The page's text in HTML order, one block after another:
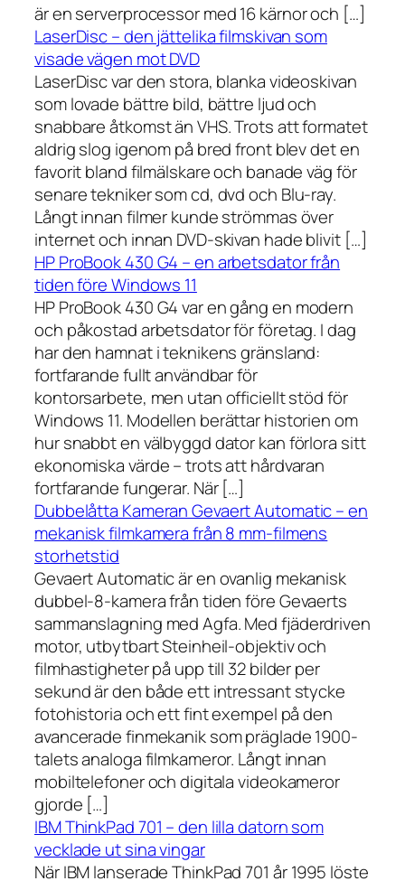
är en serverprocessor med 16 kärnor och […]
LaserDisc – den jättelika filmskivan som
visade vägen mot DVD
LaserDisc var den stora, blanka videoskivan
som lovade bättre bild, bättre ljud och
snabbare åtkomst än VHS. Trots att formatet
aldrig slog igenom på bred front blev det en
favorit bland filmälskare och banade väg för
senare tekniker som cd, dvd och Blu-ray.
Långt innan filmer kunde strömmas över
internet och innan DVD-skivan hade blivit […]
HP ProBook 430 G4 – en arbetsdator från
tiden före Windows 11
HP ProBook 430 G4 var en gång en modern
och påkostad arbetsdator för företag. I dag
har den hamnat i teknikens gränsland:
fortfarande fullt användbar för
kontorsarbete, men utan officiellt stöd för
Windows 11. Modellen berättar historien om
hur snabbt en välbyggd dator kan förlora sitt
ekonomiska värde – trots att hårdvaran
fortfarande fungerar. När […]
Dubbelåtta Kameran Gevaert Automatic – en
mekanisk filmkamera från 8 mm-filmens
storhetstid
Gevaert Automatic är en ovanlig mekanisk
dubbel-8-kamera från tiden före Gevaerts
sammanslagning med Agfa. Med fjäderdriven
motor, utbytbart Steinheil-objektiv och
filmhastigheter på upp till 32 bilder per
sekund är den både ett intressant stycke
fotohistoria och ett fint exempel på den
avancerade finmekanik som präglade 1900-
talets analoga filmkameror. Långt innan
mobiltelefoner och digitala videokameror
gjorde […]
IBM ThinkPad 701 – den lilla datorn som
vecklade ut sina vingar
När IBM lanserade ThinkPad 701 år 1995 löste